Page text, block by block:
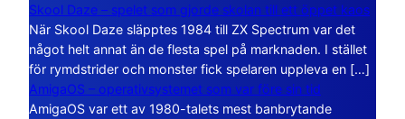
Skool Daze – spelet som gjorde skolan till ett öppet kaos
När Skool Daze släpptes 1984 till ZX Spectrum var det
något helt annat än de flesta spel på marknaden. I stället
för rymdstrider och monster fick spelaren uppleva en […]
AmigaOS – operativsystemet som var före sin tid
AmigaOS var ett av 1980-talets mest banbrytande